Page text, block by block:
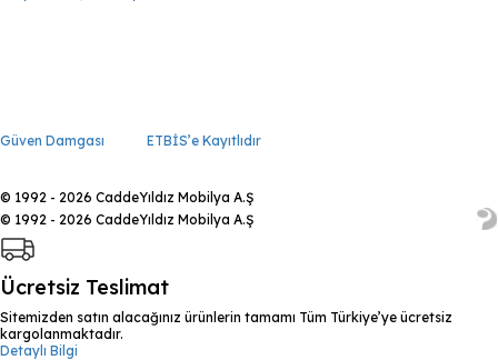
Güven Damgası ETBİS’e Kayıtlıdır
© 1992 - 2026 CaddeYıldız Mobilya A.Ş
© 1992 - 2026 CaddeYıldız Mobilya A.Ş
Ücretsiz Teslimat
Sitemizden satın alacağınız ürünlerin tamamı Tüm Türkiye’ye ücretsiz
kargolanmaktadır.
Detaylı Bilgi